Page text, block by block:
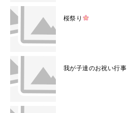
桜祭り
我が子達のお祝い行事